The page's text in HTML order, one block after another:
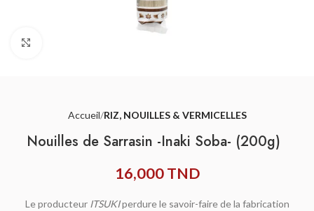
Accueil RIZ, NOUILLES & VERMICELLES
Nouilles de Sarrasin -Inaki Soba- (200g)
16,000TND
Le producteur ITSUKIperdure le savoir-faire de la fabrication